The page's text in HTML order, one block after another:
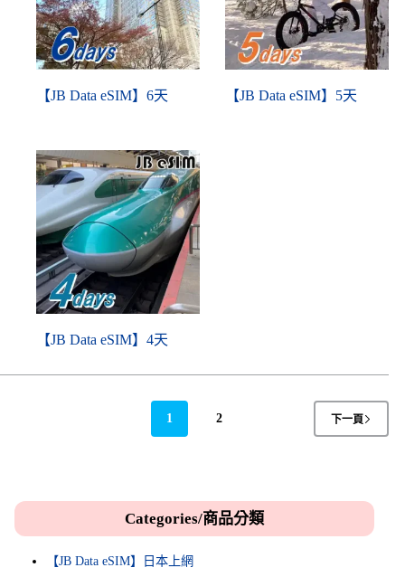
【JB Data eSIM】6天 【JB Data eSIM】5天
【JB Data eSIM】4天
1 2 下一頁
Categories/商品分類
【JB Data eSIM】日本上網